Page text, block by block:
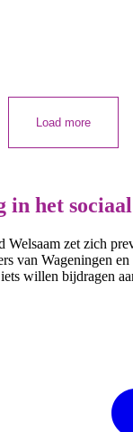
Load more
in het
Welsaam zet zich
van Wageningen
willen bijdragen